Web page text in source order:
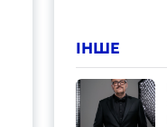
ІНШЕ